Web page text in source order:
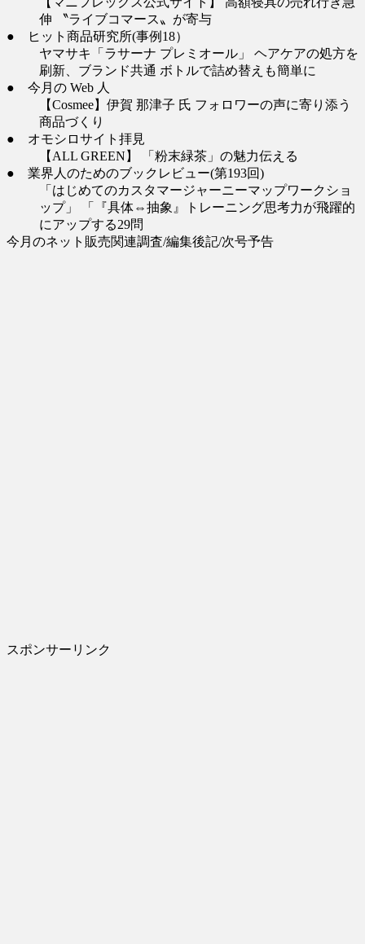
伸 〝ライブコマース〟が寄与
● ヒット商品研究所(事例18）
ヤマサキ「ラサーナ プレミオール」 ヘアケアの処方を
刷新、ブランド共通 ボトルで詰め替えも簡単に
● 今月の Web 人
【Cosmee】伊賀 那津子 氏 フォロワーの声に寄り添う
商品づくり
● オモシロサイト拝見
【ALL GREEN】 「粉末緑茶」の魅力伝える
● 業界人のためのブックレビュー(第193回)
「はじめてのカスタマージャーニーマップワークショ
ップ」 「『具体⇔抽象』トレーニング思考力が飛躍的
にアップする29問
今月のネット販売関連調査/編集後記/次号予告
スポンサーリンク